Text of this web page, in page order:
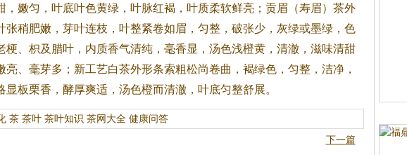
，嫩匀，叶底叶色黄绿，叶脉红褐，叶质柔软鲜亮；贡眉（寿眉）茶外
张稍肥嫩，芽叶连枝，叶整紧卷如眉，匀整，破张少，灰绿或墨绿，色
梗、枳及腊叶，内质香气清纯，毫香显，汤色浅橙黄，清澈，滋味清甜
亮、毫芽多；新工艺白茶外形条索粗松尚卷曲，褐绿色，匀整，洁净，
板栗香，酵厚爽适，汤色橙而清澈，叶底匀整舒展。
茶 茶叶 茶叶知识 茶网大全 健康问答
下一篇